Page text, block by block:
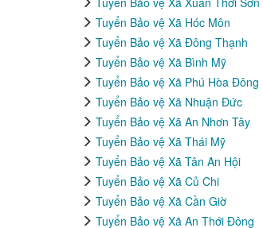
Tuyển Bảo vệ Xã Hóc Môn
Tuyển Bảo vệ Xã Đông Thạnh
Tuyển Bảo vệ Xã Bình Mỹ
Tuyển Bảo vệ Xã Phú Hòa Đông
Tuyển Bảo vệ Xã Nhuận Đức
Tuyển Bảo vệ Xã An Nhơn Tây
Tuyển Bảo vệ Xã Thái Mỹ
Tuyển Bảo vệ Xã Tân An Hội
Tuyển Bảo vệ Xã Củ Chi
Tuyển Bảo vệ Xã Cần Giờ
Tuyển Bảo vệ Xã An Thới Đông